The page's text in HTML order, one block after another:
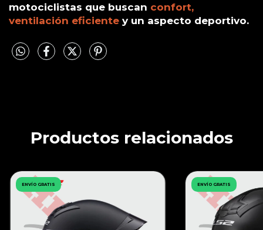
motociclistas que buscan confort,
ventilación eficiente y un aspecto deportivo.
Productos relacionados
ENVÍO GRATIS ENVÍO GRATIS